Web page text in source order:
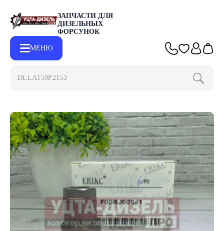
ЗАПЧАСТИ ДЛЯ
ДИЗЕЛЬНЫХ
ФОРСУНОК
МЕНЮ
DLLA150P2